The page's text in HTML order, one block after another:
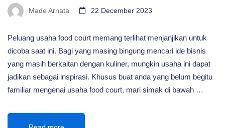
Made Arnata 22 December 2023
Peluang usaha food court memang terlihat menjanjikan untuk
dicoba saat ini. Bagi yang masing bingung mencari ide bisnis
yang masih berkaitan dengan kuliner, mungkin usaha ini dapat
jadikan sebagai inspirasi. Khusus buat anda yang belum begitu
familiar mengenai usaha food court, mari simak di bawah …